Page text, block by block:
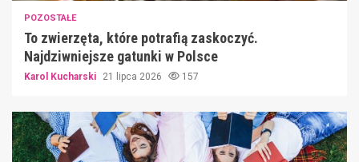
POZOSTAŁE
To zwierzęta, które potrafią zaskoczyć.
Najdziwniejsze gatunki w Polsce
Karol Kucharski 21 lipca 2026 157